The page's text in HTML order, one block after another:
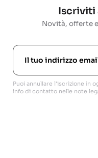
Iscriviti
Novità, offerte
Puoi annullare l'iscrizione in
info di contatto nelle note